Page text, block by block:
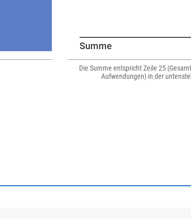
Summe
Die Summe entspricht Zeile 25
Aufwendungen) in der